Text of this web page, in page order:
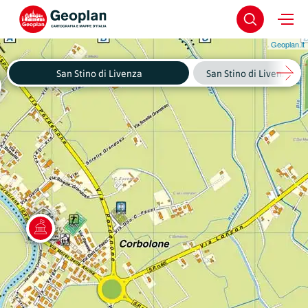
Geoplan.it
San Stino di Livenza San Stino di Livenza -